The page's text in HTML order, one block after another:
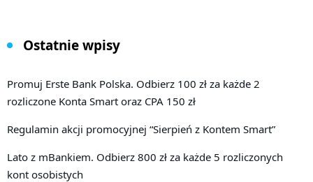
Ostatnie wpisy
Promuj Erste Bank Polska. Odbierz 100 zł za każde 2
rozliczone Konta Smart oraz CPA 150 zł
Regulamin akcji promocyjnej “Sierpień z Kontem Smart”
Lato z mBankiem. Odbierz 800 zł za każde 5 rozliczonych
kont osobistych